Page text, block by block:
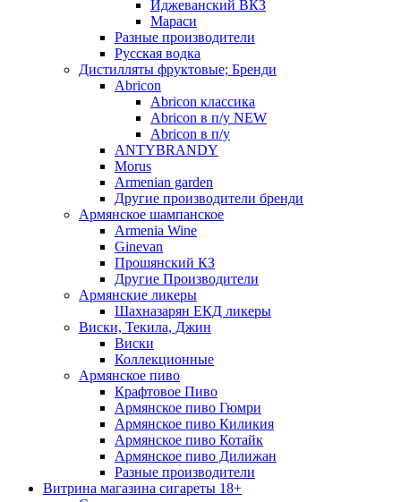
Иджеванский ВКЗ
Мараси
Разные производители
Русская водка
Дистилляты фруктовые; Бренди
Abricon
Abricon классика
Abricon в п/у NEW
Abricon в п/у
ANTYBRANDY
Morus
Armenian garden
Другие производители бренди
Армянское шампанское
Armenia Wine
Ginevan
Прошянский КЗ
Другие Производители
Армянские ликеры
Шахназарян ЕКД ликеры
Виски, Текила, Джин
Виски
Коллекционные
Армянское пиво
Крафтовое Пиво
Армянское пиво Гюмри
Армянское пиво Киликия
Армянское пиво Котайк
Армянское пиво Дилижан
Разные производители
Витрина магазина сигареты 18+